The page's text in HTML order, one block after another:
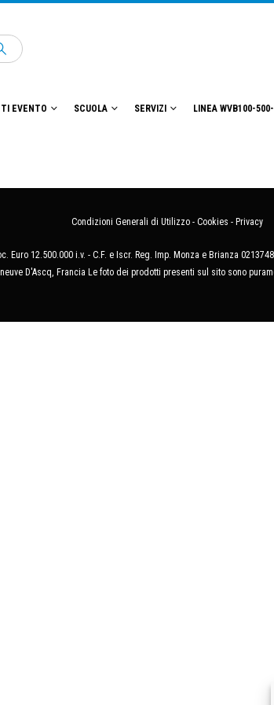
EVENTO SCUOLA SERVIZI LINEA WVB100-
Condizioni Generali di Utilizzo - Cookies - Privacy
12.500.000 i.v. - C.F. e Iscr. Reg. Imp. Monza e Brianza
D'Ascq, Francia Le foto dei prodotti presenti sul sito sono